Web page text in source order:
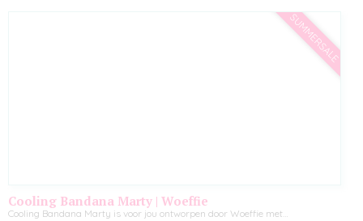
SUMMERSALE
Cooling Bandana Marty | Woeffie
Cooling Bandana Marty is voor jou ontworpen door Woeffie met…